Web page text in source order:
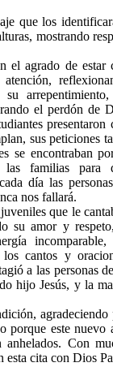
que los
mostrando
el agrado de estar
su
el perdón de
presentaron
sus peticiones
se encontraban
familias para
día las
nos fallará.
que le
su amor y
incomparable,
cantos y
a las personas
hijo Jesús, y la
agradeciendo
porque este nuevo
Con
esta cita con Dios